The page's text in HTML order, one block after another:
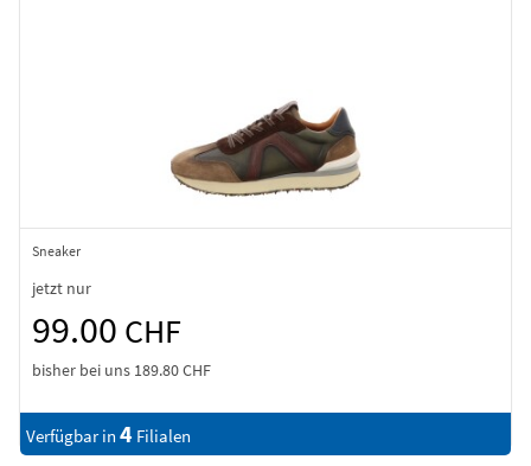
Sneaker
jetzt nur
99.00 CHF
bisher bei uns 189.80 CHF
Verfügbar in 4 Filialen